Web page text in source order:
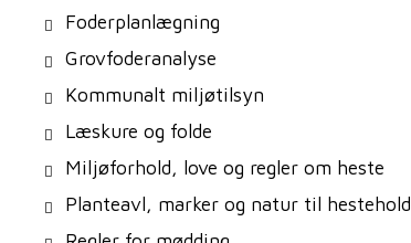
Foderplanlægning
Grovfoderanalyse
Kommunalt miljøtilsyn
Læskure og folde
Miljøforhold, love og regler om heste
Planteavl, marker og natur til hestehold